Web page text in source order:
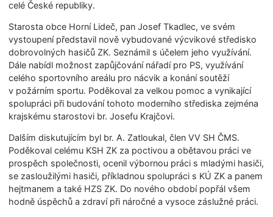
celé České republiky.
Starosta obce Horní Lideč, pan Josef Tkadlec, ve svém
vystoupení představil nově vybudované výcvikové středisko
dobrovolných hasičů ZK. Seznámil s účelem jeho využívání.
Dále nabídl možnost zapůjčování nářadí pro PS, využívání
celého sportovního areálu pro nácvik a konání soutěží
v požárním sportu. Poděkoval za velkou pomoc a vynikající
spolupráci při budování tohoto moderního střediska zejména
krajskému starostovi br. Josefu Krajčovi.
Dalším diskutujícím byl br. A. Zatloukal, člen VV SH ČMS.
Poděkoval celému KSH ZK za poctivou a obětavou práci ve
prospěch společnosti, ocenil výbornou práci s mladými hasiči,
se zasloužilými hasiči, příkladnou spolupráci s KÚ ZK a panem
hejtmanem a také HZS ZK. Do nového období popřál všem
hodně úspěchů a zdraví při náročné a vysoce záslužné práci.